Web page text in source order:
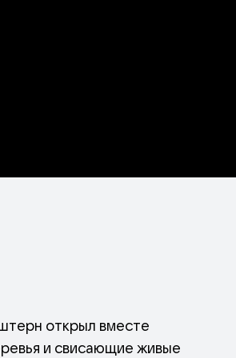
открыл вместе
и свисающие живые